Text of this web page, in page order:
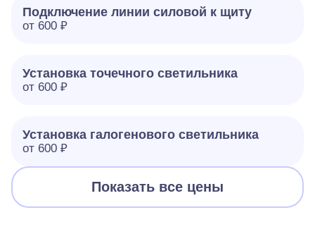
Подключение линии силовой к щиту
от 600 ₽
Установка точечного светильника
от 600 ₽
Установка галогенового светильника
от 600 ₽
Показать все цены